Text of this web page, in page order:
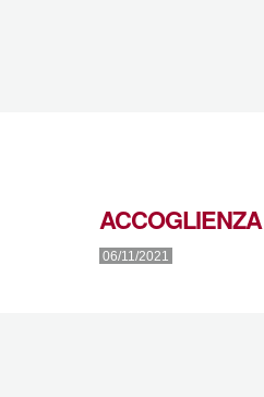
ACCOGLIENZA
06/11/2021